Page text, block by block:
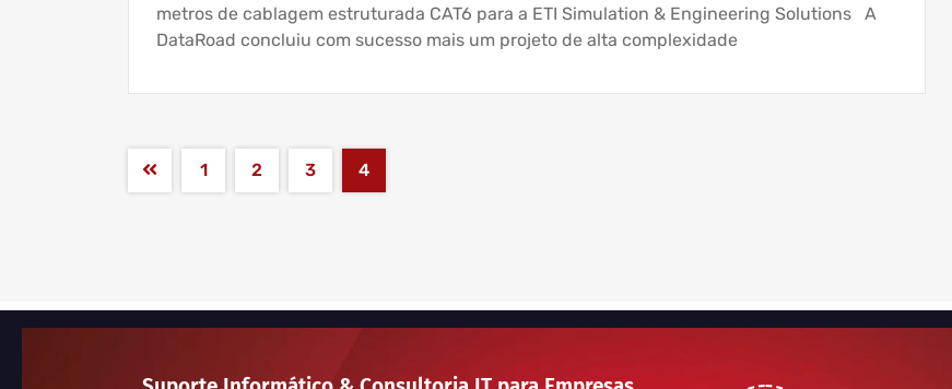
metros de cablagem estruturada CAT6 para a ETI Simulation & Engineering Solutions A
DataRoad concluiu com sucesso mais um projeto de alta complexidade
1 2 3 4